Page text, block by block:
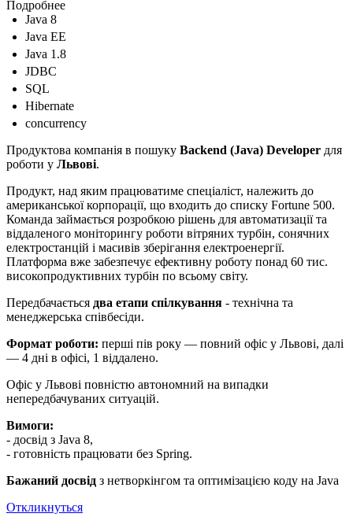
Подробнее
Java 8
Java EE
Java 1.8
JDBC
SQL
Hibernate
concurrency
Продуктова компанія в пошуку Backend (Java) Developer для
роботи у Львові.
Продукт, над яким працюватиме спеціаліст, належить до
американської корпорації, що входить до списку Fortune 500.
Команда займається розробкою рішень для автоматизації та
віддаленого моніторингу роботи вітряних турбін, сонячних
електростанцій і масивів зберігання електроенергії.
Платформа вже забезпечує ефективну роботу понад 60 тис.
високопродуктивних турбін по всьому світу.
Передбачається два етапи спілкування - технічна та
менеджерська співбесіди.
Формат роботи: перші пів року — повний офіс у Львові, далі
— 4 дні в офісі, 1 віддалено.
Офіс у Львові повністю автономний на випадки
непередбачуваних ситуацій.
Вимоги:
- досвід з Java 8,
- готовність працювати без Spring.
Бажаний досвід з нетворкінгом та оптимізацією коду на Java
Откликнуться